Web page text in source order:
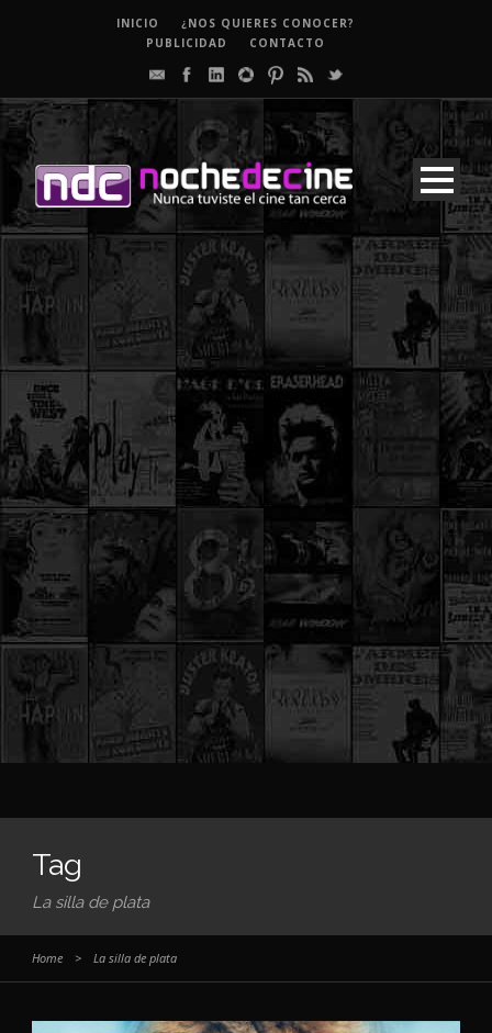
INICIO
¿NOS QUIERES CONOCER?
PUBLICIDAD
CONTACTO
Tag
La silla de plata
Home > La silla de plata